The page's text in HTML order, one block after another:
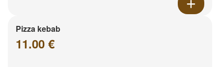
Pizza kebab
11.00 €